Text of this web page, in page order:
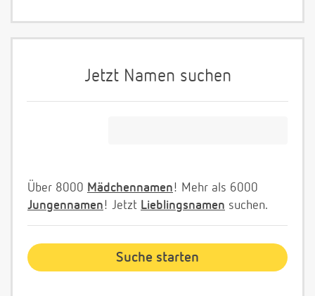
Jetzt Namen suchen
Über 8000 Mädchennamen! Mehr als 6000
Jungennamen! Jetzt Lieblingsnamen suchen.